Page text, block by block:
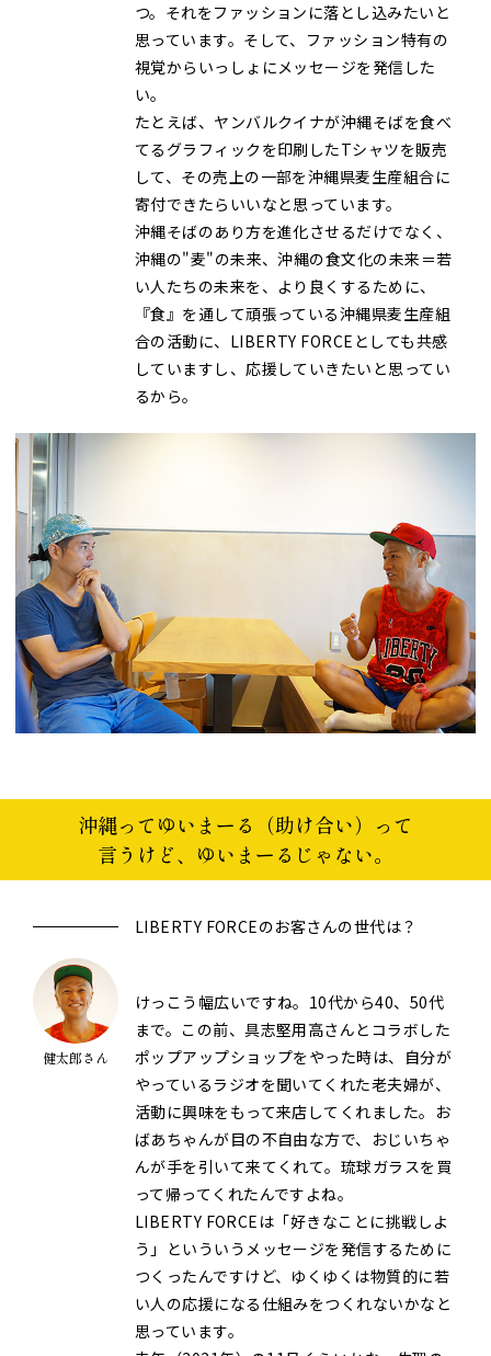
つ。それをファッションに落とし込みたいと
思っています。そして、ファッション特有の
視覚からいっしょにメッセージを発信した
い。
たとえば、ヤンバルクイナが沖縄そばを食べ
てるグラフィックを印刷したTシャツを販売
して、その売上の一部を沖縄県麦生産組合に
寄付できたらいいなと思っています。
沖縄そばのあり方を進化させるだけでなく、
沖縄の"麦"の未来、沖縄の食文化の未来＝若
い人たちの未来を、より良くするために、
『食』を通して頑張っている沖縄県麦生産組
合の活動に、LIBERTY FORCEとしても共感
していますし、応援していきたいと思ってい
るから。
沖縄ってゆいまーる（助け合い）って
言うけど、ゆいまーるじゃない。
LIBERTY FORCEのお客さんの世代は？
健太郎さん
けっこう幅広いですね。10代から40、50代
まで。この前、具志堅用高さんとコラボした
ポップアップショップをやった時は、自分が
やっているラジオを聞いてくれた老夫婦が、
活動に興味をもって来店してくれました。お
ばあちゃんが目の不自由な方で、おじいちゃ
んが手を引いて来てくれて。琉球ガラスを買
って帰ってくれたんですよね。
LIBERTY FORCEは「好きなことに挑戦しよ
う」といういうメッセージを発信するために
つくったんですけど、ゆくゆくは物質的に若
い人の応援になる仕組みをつくれないかなと
思っています。